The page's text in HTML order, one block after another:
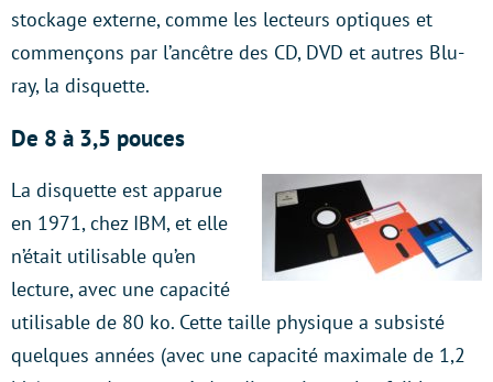
stockage externe, comme les lecteurs optiques et
commençons par l’ancêtre des CD, DVD et autres Blu-
ray, la disquette.
De 8 à 3,5 pouces
La disquette est apparue
en 1971, chez IBM, et elle
n’était utilisable qu’en
lecture, avec une capacité
utilisable de 80 ko. Cette taille physique a subsisté
quelques années (avec une capacité maximale de 1,2